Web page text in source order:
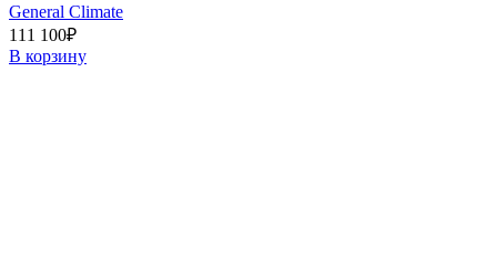
General Climate
111 100₽
В корзину